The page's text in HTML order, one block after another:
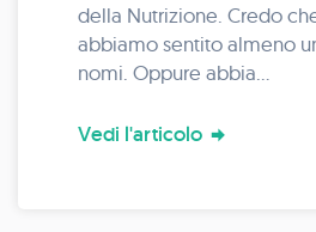
della Nutrizione. Credo
abbiamo sentito almeno
nomi. Oppure abbia...
Vedi l'articolo